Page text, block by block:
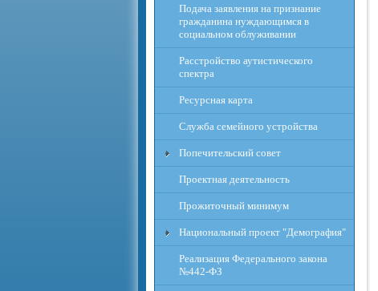
Подача заявления на признание
гражданина нуждающимся в
социальном облуживании
Расcтройство аутистического
спектра
Ресурсная карта
Служба семейного устройства
Попечительский совет
Проектная деятельность
Прожиточный минимум
Национальный проект "Демография"
Реализация Федерального закона
№442-ФЗ